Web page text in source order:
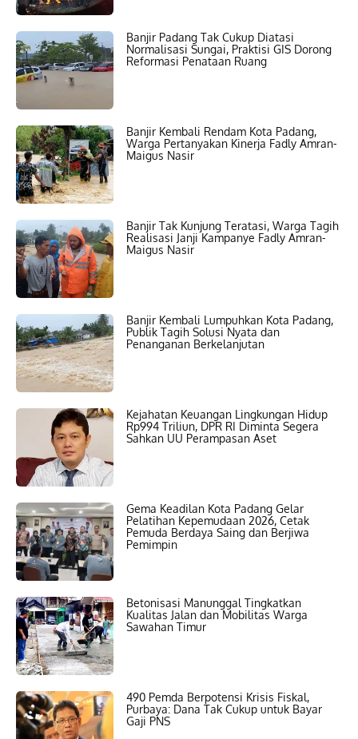
Banjir Padang Tak Cukup Diatasi
Normalisasi Sungai, Praktisi GIS Dorong
Reformasi Penataan Ruang
Banjir Kembali Rendam Kota Padang,
Warga Pertanyakan Kinerja Fadly Amran-
Maigus Nasir
Banjir Tak Kunjung Teratasi, Warga Tagih
Realisasi Janji Kampanye Fadly Amran-
Maigus Nasir
Banjir Kembali Lumpuhkan Kota Padang,
Publik Tagih Solusi Nyata dan
Penanganan Berkelanjutan
Kejahatan Keuangan Lingkungan Hidup
Rp994 Triliun, DPR RI Diminta Segera
Sahkan UU Perampasan Aset
Gema Keadilan Kota Padang Gelar
Pelatihan Kepemudaan 2026, Cetak
Pemuda Berdaya Saing dan Berjiwa
Pemimpin
Betonisasi Manunggal Tingkatkan
Kualitas Jalan dan Mobilitas Warga
Sawahan Timur
490 Pemda Berpotensi Krisis Fiskal,
Purbaya: Dana Tak Cukup untuk Bayar
Gaji PNS